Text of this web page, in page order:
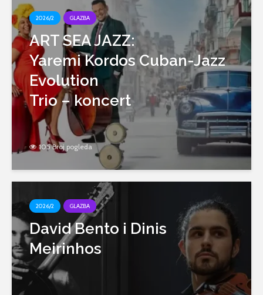
2026/2 GLAZBA
ART SEA JAZZ:
Yaremi Kordos Cuban-Jazz
Evolution
Trio – koncert
105 Broj pogleda
2026/2 GLAZBA
David Bento i Dinis
Meirinhos